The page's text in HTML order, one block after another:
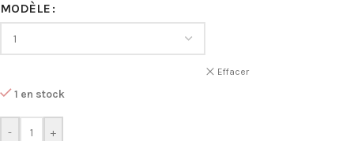
MODÈLE
Effacer
1 en stock
- +